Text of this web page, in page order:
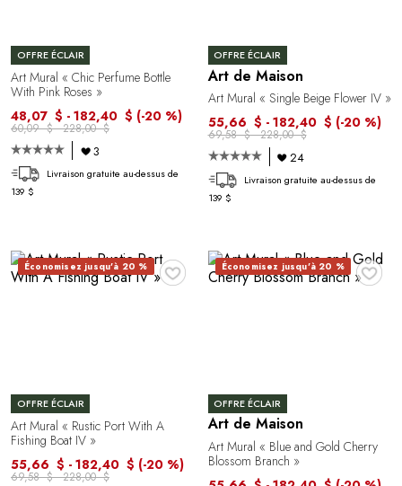
OFFRE ÉCLAIR
Art Mural « Chic Perfume Bottle
With Pink Roses »
48,07 $ - 182,40 $ (-20 %)
60,09 $ - 228,00 $
3
Livraison gratuite au-dessus de
139 $
OFFRE ÉCLAIR
Art de Maison
Art Mural « Single Beige Flower IV »
55,66 $ - 182,40 $ (-20 %)
69,58 $ - 228,00 $
24
Livraison gratuite au-dessus de
139 $
♥
Économisez jusqu'à 20 %
OFFRE ÉCLAIR
Art Mural « Rustic Port With A
Fishing Boat IV »
55,66 $ - 182,40 $ (-20 %)
69,58 $ - 228,00 $
♥
Économisez jusqu'à 20 %
OFFRE ÉCLAIR
Art de Maison
Art Mural « Blue and Gold Cherry
Blossom Branch »